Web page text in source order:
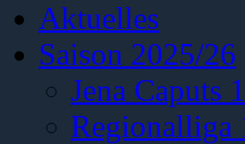
Aktuelles
Saison 2025/26
Jena Caputs
Regionalliga